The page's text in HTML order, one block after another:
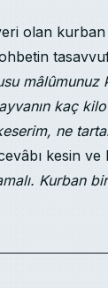
olan kurban
kaç
ne tartar
kesin ve
Kurban